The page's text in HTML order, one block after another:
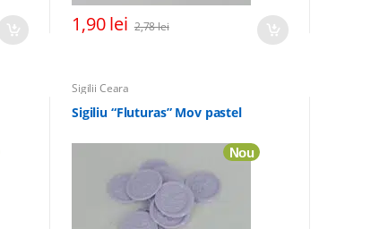
1,90lei 2,78lei
Sigilii Ceara
Sigiliu “Fluturas” Mov pastel
Nou